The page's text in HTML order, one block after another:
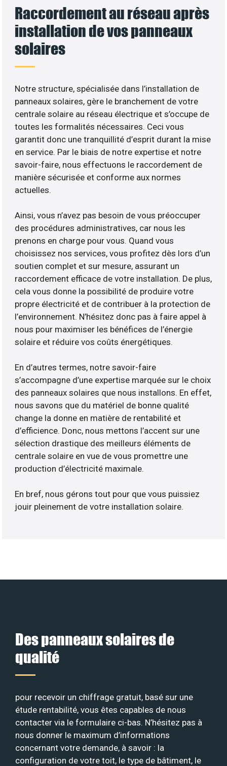
Raccordement au réseau après
installation de vos panneaux
solaires
Notre structure, spécialisée dans l’installation de
panneaux solaires, gère le branchement de votre
centrale solaire au réseau électrique et s’occupe de
toutes les formalités nécessaires. Ceci vous
garantit donc une tranquillité d’esprit durant la mise
en service. Par le biais de notre expertise et notre
savoir-faire, nous effectuons le raccordement de
manière sécurisée et conforme aux normes
actuelles.
Ainsi, vous n’avez pas besoin de vous préoccuper
des procédures administratives, car nous les
prenons en charge pour vous. Quand vous
choisissez nos services, vous profitez dès lors d’un
soutien complet et sur mesure, assurant un
raccordement efficace de votre installation. De plus,
cela vous donne la possibilité de produire votre
propre électricité et de contribuer à la protection de
l’environnement. N’hésitez donc pas à faire appel à
nous pour maximiser les bénéfices de l’énergie
solaire et réduire vos coûts énergétiques.
En d’autres termes, notre savoir-faire
s’accompagne d’une expertise marquée sur le choix
des panneaux solaires que nous installons. En effet,
nous savons que du matériel de bonne qualité
change la donne en matière de rentabilité et
d’efficience. Donc, nous mettons l’accent sur une
sélection drastique des meilleurs éléments de
centrale solaire en vue de vous promettre une
production d’électricité maximale.
En bref, nous gérons tout pour que vous puissiez
jouir pleinement de votre installation solaire.
Des panneaux solaires de
qualité
pour recevoir un chiffrage gratuit, basé sur une
étude rentabilité, vous êtes capables de nous
contacter via le formulaire ci-bas. N’hésitez pas à
nous donner le maximum d’informations
concernant votre demande, à savoir : la
configuration de votre toit, le type de bâtiment, le